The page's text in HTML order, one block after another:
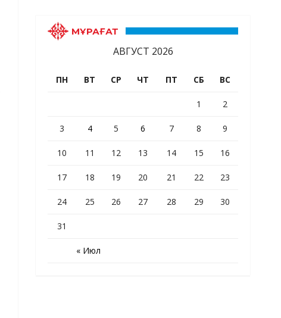
МҰРАҒАТ
АВГУСТ 2026
ПН ВТ СР ЧТ ПТ СБ ВС
« Июл
1 2
3 4 5 6 7 8 9
10 11 12 13 14 15 16
17 18 19 20 21 22 23
24 25 26 27 28 29 30
31